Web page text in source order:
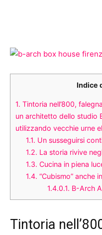
Indice
1. Tintoria nell’800,
un architetto dello studio
utilizzando vecchie urne
1.1. Un susseguirsi
1.2. La storia rivive
1.3. Cucina in piena
1.4. “Cubismo” anche
1.4.0.1. B-Arch
Tintoria